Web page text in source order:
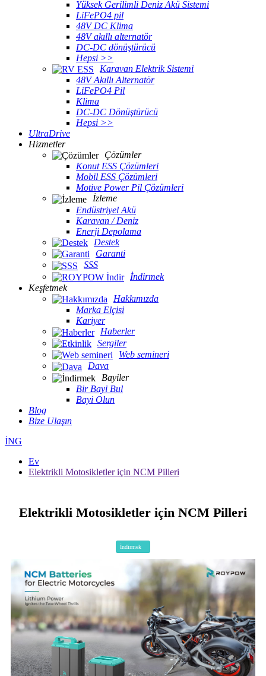
Yüksek Gerilimli Deniz Akü Sistemi
LiFePO4 pil
48V DC Klima
48V akıllı alternatör
DC-DC dönüştürücü
Hepsi >>
Karavan Elektrik Sistemi
48V Akıllı Alternatör
LiFePO4 Pil
Klima
DC-DC Dönüştürücü
Hepsi >>
UltraDrive
Hizmetler
Çözümler
Konut ESS Çözümleri
Mobil ESS Çözümleri
Motive Power Pil Çözümleri
İzleme
Endüstriyel Akü
Karavan / Deniz
Enerji Depolama
Destek
Garanti
SSS
İndirmek
Keşfetmek
Hakkımızda
Marka Elçisi
Kariyer
Haberler
Sergiler
Web semineri
Dava
Bayiler
Bir Bayi Bul
Bayi Olun
Blog
Bize Ulaşın
İNG
Ev
Elektrikli Motosikletler için NCM Pilleri
Elektrikli Motosikletler için NCM Pilleri
İndirmek